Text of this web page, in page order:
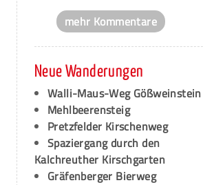
mehr Kommentare
Neue Wanderungen
Walli-Maus-Weg Gößweinstein
Mehlbeerensteig
Pretzfelder Kirschenweg
Spaziergang durch den
Kalchreuther Kirschgarten
Gräfenberger Bierweg